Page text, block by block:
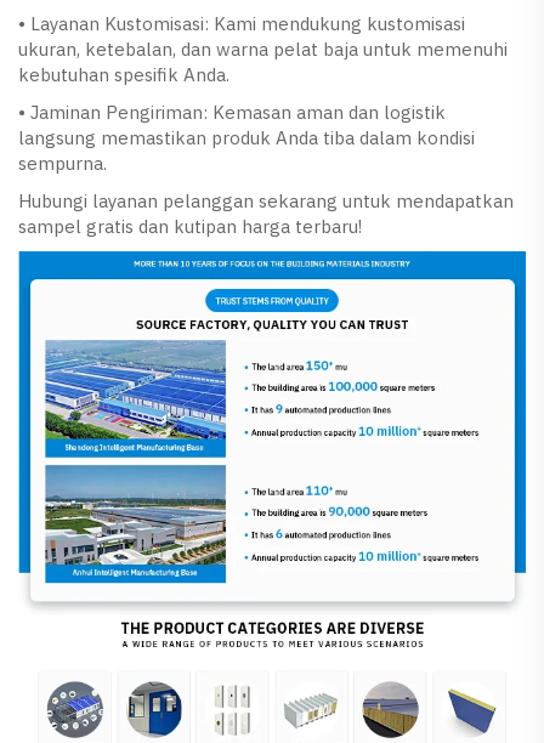
• Layanan Kustomisasi: Kami mendukung kustomisasi
ukuran, ketebalan, dan warna pelat baja untuk memenuhi
kebutuhan spesifik Anda.
• Jaminan Pengiriman: Kemasan aman dan logistik
langsung memastikan produk Anda tiba dalam kondisi
sempurna.
Hubungi layanan pelanggan sekarang untuk mendapatkan
sampel gratis dan kutipan harga terbaru!